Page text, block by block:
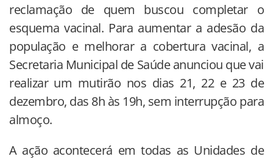
reclamação de quem buscou completar o
esquema vacinal. Para aumentar a adesão da
população e melhorar a cobertura vacinal, a
Secretaria Municipal de Saúde anunciou que vai
realizar um mutirão nos dias 21, 22 e 23 de
dezembro, das 8h às 19h, sem interrupção para
almoço.
A ação acontecerá em todas as Unidades de